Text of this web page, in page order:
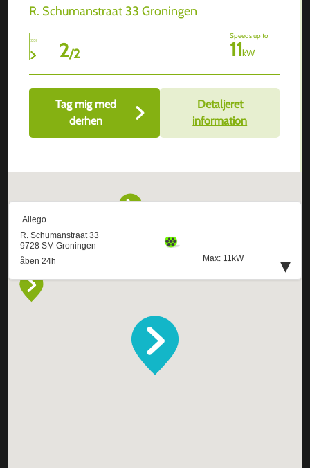
R. Schumanstraat 33 Groningen
2/2
Speeds up to
11kW
Tag mig med
derhen
Detaljeret
information